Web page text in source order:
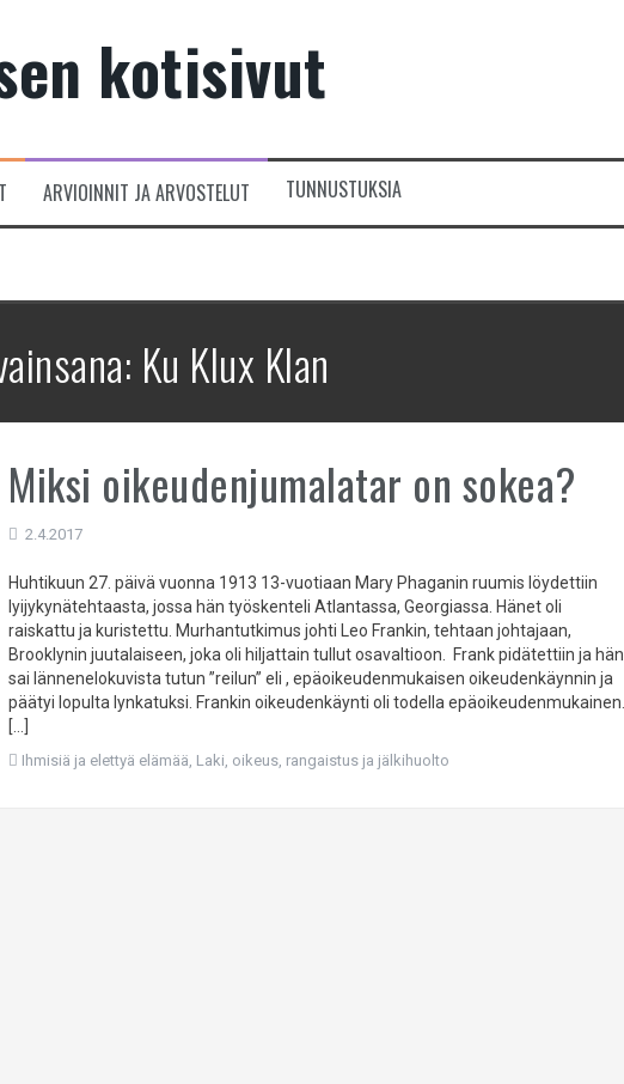
kotisivut
ARVIOINNIT JA ARVOSTELUT TUNNUSTUKSIA
Ku Klux Klan
Miksi oikeudenjumalatar on sokea?
2.4.2017
Huhtikuun 27. päivä vuonna 1913 13-vuotiaan Mary Phaganin ruumis löydettiin
lyijykynätehtaasta, jossa hän työskenteli Atlantassa, Georgiassa. Hänet oli
raiskattu ja kuristettu. Murhantutkimus johti Leo Frankin, tehtaan johtajaan,
Brooklynin juutalaiseen, joka oli hiljattain tullut osavaltioon. Frank pidätettiin ja hän
sai lännenelokuvista tutun ”reilun” eli , epäoikeudenmukaisen oikeudenkäynnin ja
päätyi lopulta lynkatuksi. Frankin oikeudenkäynti oli todella epäoikeudenmukainen.
[…]
Ihmisiä ja elettyä elämää, Laki, oikeus, rangaistus ja jälkihuolto